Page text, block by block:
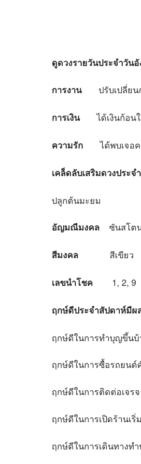
ดูดวงรายวันประจำวัน
การงานปรับเปลี่ยนก
การเงินได้เงินก้อนใ
ความรักได้พบเจอ
เคล็ดลับเสริมดวงประจ
ปลูกต้นมะยม
อัญมณีมงคล ซันสโต
สีมงคล สีเขียว
เลขนำโชค 1, 2, 9
ฤกษ์ดีประจำสัปดาห์มีผ
ฤกษ์ดีในการทำบุญ
ฤกษ์ดีในการซื้อรถย
ฤกษ์ดีในการติดต่อเจ
ฤกษ์ดีในการเปิดร้าน
ฤกษ์ดีในการเดินทา